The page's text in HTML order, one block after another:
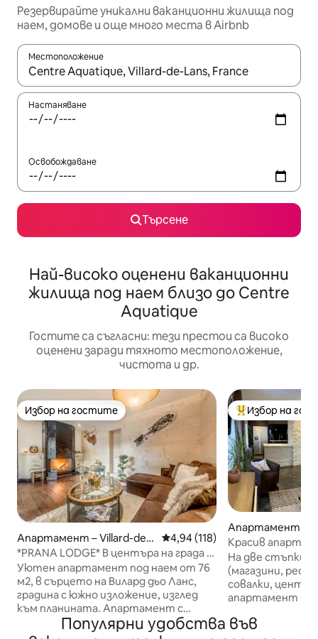
Резервирайте уникални ваканционни жилища под
наем, домове и още много места в Airbnb
Местоположение
Когато резултатите се покажат, използвайте
Настаняване
Освобождаване
Търсене
Най-високо оценени ваканционни
жилища под наем близо до Centre
Aquatique
Гостите са съгласни: тези престои са високо
оценени заради тяхното местоположение,
чистота и др.
Избор на гостите
Избор на гостите
Апартамент – Villard-de-L
ans
Средна оценка: 4,94 от 5,
4,94 (118)
*PRANA LODGE* В центъра на града и
с изглед към планините
Уютен апартамент под наем от 76
м2, в сърцето на Вилард дьо Ланс,
градина с южно изложение, изглед
към планината. Апартамент с
изглед към планината и достъп до
градината (за 2 души), панорамна
Най-популярен
Избор на
Апартамент –
Lans
Красив
На две стъпки
(магазини,
совалки, център
апартамент в
оборудвана
Популярни удобства във